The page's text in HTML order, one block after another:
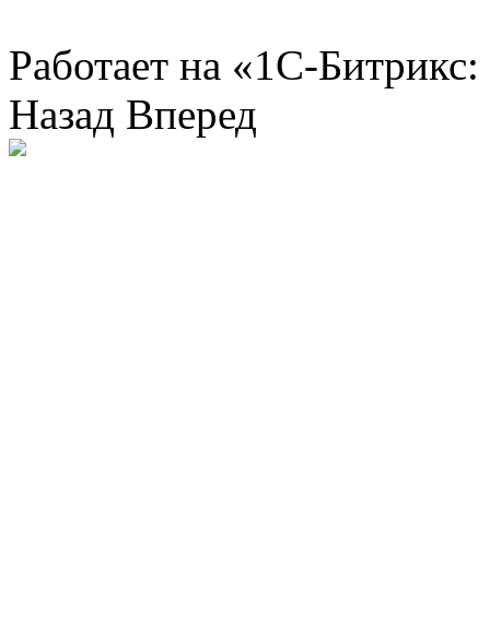
Работает на «1С-
Назад Вперед